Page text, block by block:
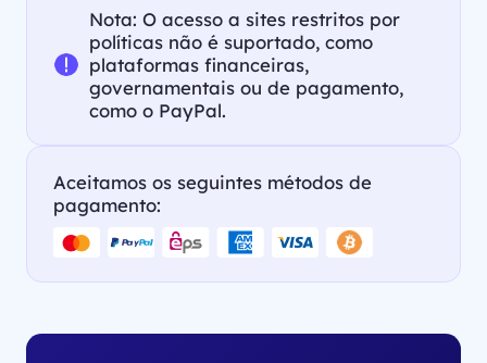
Nota: O acesso a sites restritos por
políticas não é suportado, como
plataformas financeiras,
governamentais ou de pagamento,
como o PayPal.
Aceitamos os seguintes métodos de
pagamento: